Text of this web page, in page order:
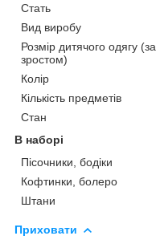
Стать
Вид виробу
Розмір дитячого одягу (за
зростом)
Колір
Кількість предметів
Стан
В наборі
Пісочники, бодіки
Кофтинки, болеро
Штани
Приховати